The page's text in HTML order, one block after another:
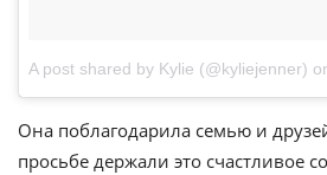
A post shared by Kylie (@kyliejenner)
Она поблагодарила семью и
просьбе держали это счастливое